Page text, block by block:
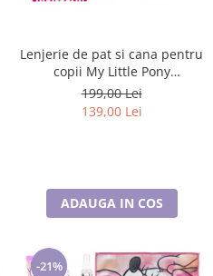
Lenjerie de pat si cana pentru
copii My Little Pony
Friendship 140×200 cm, 70×90
cm, Disney, 100% bumbac
199,00 Lei
139,00 Lei
ADAUGA IN COS
-21%